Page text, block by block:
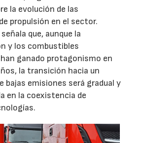
la evolución de las
propulsión en el sector.
que, aunque la
y los combustibles
ganado protagonismo en
la transición hacia un
bajas emisiones será gradual y
en la coexistencia de